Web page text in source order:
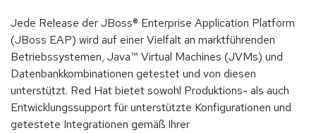
Jede Release der JBoss® Enterprise Application Platform
(JBoss EAP) wird auf einer Vielfalt an marktführenden
Betriebssystemen, Java™ Virtual Machines (JVMs) und
Datenbankkombinationen getestet und von diesen
unterstützt. Red Hat bietet sowohl Produktions- als auch
Entwicklungssupport für unterstützte Konfigurationen und
getestete Integrationen gemäß Ihrer